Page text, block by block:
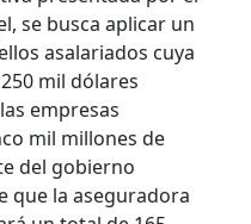
se busca aplicar un
asalariados cuya
mil dólares
empresas
mil millones de
del gobierno
que la aseguradora